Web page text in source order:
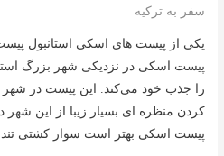
سفر به ترکیه
یکی از پیست های اسکی استانبول
پیست اسکی در نزدیکی شهر بزرگ
را جذب خود می‌کند. این پیست در شهر
کردن منظره ای بسیار زیبا از این
پیست اسکی بهتر است سوار کشتی